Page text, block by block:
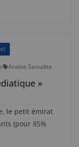
Arabie Saoudite
»
le petit émirat
(pour 85%